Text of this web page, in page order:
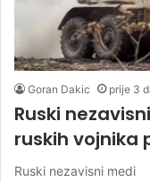
Goran Dakic prije 3
Ruski
ruskih vojnika
Ruski nezavisni medi